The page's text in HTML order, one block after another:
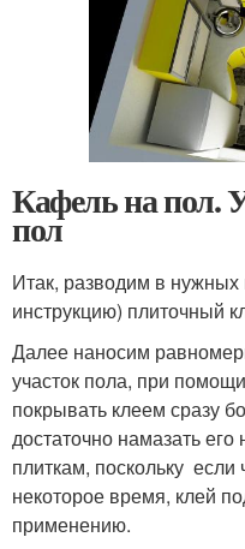
Кафель на пол.
пол
Итак, разводим в
инструкцию) плиточный
Далее наносим
участок пола, при
покрывать клеем сразу
достаточно намазать
плиткам, поскольку если
некоторое время, клей
применению.